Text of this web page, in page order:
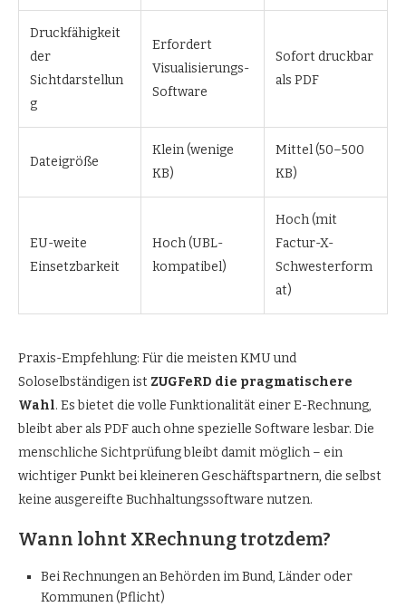
Druckfähigkeit
der
Sichtdarstellun
g
Erfordert
Visualisierungs-
Software
Sofort druckbar
als PDF
Dateigröße
Klein (wenige
KB)
Mittel (50–500
KB)
EU-weite
Einsetzbarkeit
Hoch (UBL-
kompatibel)
Hoch (mit
Factur-X-
Schwesterform
at)
Praxis-Empfehlung: Für die meisten KMU und
Soloselbständigen ist ZUGFeRD die pragmatischere
Wahl. Es bietet die volle Funktionalität einer E-Rechnung,
bleibt aber als PDF auch ohne spezielle Software lesbar. Die
menschliche Sichtprüfung bleibt damit möglich – ein
wichtiger Punkt bei kleineren Geschäftspartnern, die selbst
keine ausgereifte Buchhaltungssoftware nutzen.
Wann lohnt XRechnung trotzdem?
Bei Rechnungen an Behörden im Bund, Länder oder
Kommunen (Pflicht)